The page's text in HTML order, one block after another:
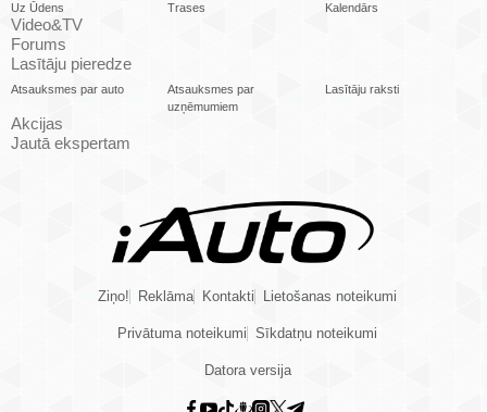
Uz Ūdens
Trases Kalendārs
Video&TV
Forums
Lasītāju pieredze
Atsauksmes par auto
Atsauksmes par
uzņēmumiem
Lasītāju raksti
Akcijas
Jautā ekspertam
Ziņo! Reklāma Kontakti Lietošanas noteikumi
Privātuma noteikumi Sīkdatņu noteikumi
Datora versija